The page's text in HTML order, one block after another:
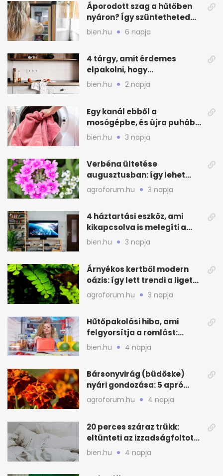
Áporodott szag a hűtőben
nyáron? Így szüntetheted
meg olcsón
bien.hu 6 napja
4 tárgy, amit érdemes
elpakolni, hogy
hűvösebbnek tűnjön a lakás
bien.hu 2 napja
Egy kanál ebből a
mosógépbe, és újra puhább
lesz a törölköző
bien.hu 3 napja
Verbéna ültetése
augusztusban: így lehet
még idén virágos a kert
agroforum.hu 3 napja
4 háztartási eszköz, ami
kikapcsolva is melegíti a
lakást
bien.hu 3 napja
Árnyékos kertből modern
oázis: így lett trendi a ligetes
zöld
agroforum.hu 3 napja
Hűtőpakolási hiba, ami
felgyorsítja a romlást:
zónákra figyelj
bien.hu 4 napja
Bársonyvirág (büdöske)
nyári gondozása: 5 apró
lépés a dús virágzásért
agroforum.hu 4 napja
20 perces száraz trükk:
eltünteti az izzadságfoltot
és a szagot a matracról
bien.hu 4 napja